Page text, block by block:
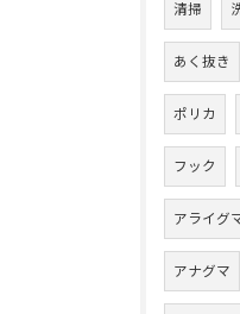
清掃
あく抜き
ポリカ
フック
アライグ
アナグマ